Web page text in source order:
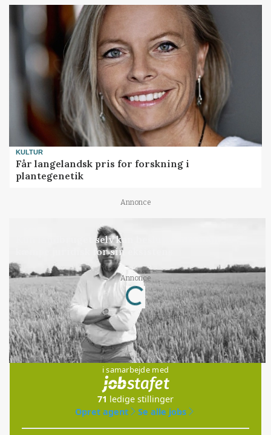
KULTUR
Får langelandsk pris for forskning i
plantegenetik
Annonce
Kun landbruget selv kan beslutte, om man vil
kæmpe juridisk for sin eksistens
Annonce
Loading...
Jobs
i samarbejde med
71 ledige stillinger
Opret agent
Se alle jobs